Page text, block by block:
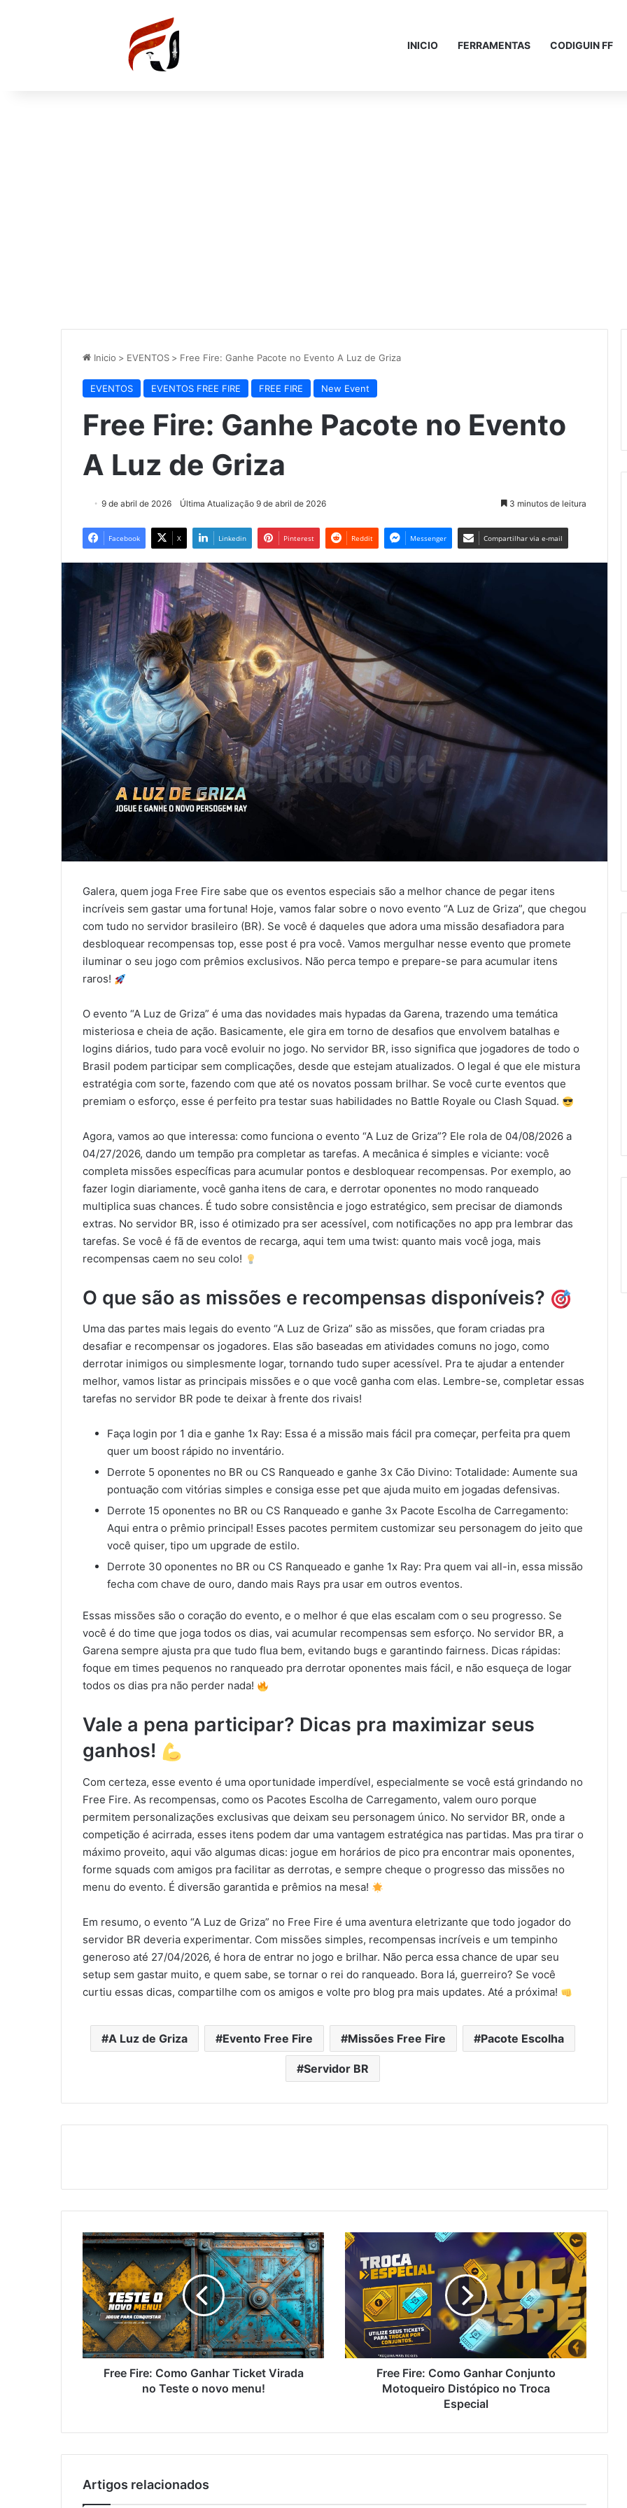
INICIO FERRAMENTAS CODIGUIN FF
Inicio > EVENTOS > Free Fire: Ganhe Pacote no Evento A Luz de Griza
EVENTOS EVENTOS FREE FIRE FREE FIRE New Event
Free Fire: Ganhe Pacote no Evento
A Luz de Griza
9 de abril de 2026 Última Atualização 9 de abril de 2026 3 minutos de leitura
Facebook X Linkedin Pinterest Reddit Messenger Compartilhar via e-mail
Galera, quem joga Free Fire sabe que os eventos especiais são a melhor chance de pegar itens
incríveis sem gastar uma fortuna! Hoje, vamos falar sobre o novo evento “A Luz de Griza”, que chegou
com tudo no servidor brasileiro (BR). Se você é daqueles que adora uma missão desafiadora para
desbloquear recompensas top, esse post é pra você. Vamos mergulhar nesse evento que promete
iluminar o seu jogo com prêmios exclusivos. Não perca tempo e prepare-se para acumular itens
raros!
O evento “A Luz de Griza” é uma das novidades mais hypadas da Garena, trazendo uma temática
misteriosa e cheia de ação. Basicamente, ele gira em torno de desafios que envolvem batalhas e
logins diários, tudo para você evoluir no jogo. No servidor BR, isso significa que jogadores de todo o
Brasil podem participar sem complicações, desde que estejam atualizados. O legal é que ele mistura
estratégia com sorte, fazendo com que até os novatos possam brilhar. Se você curte eventos que
premiam o esforço, esse é perfeito pra testar suas habilidades no Battle Royale ou Clash Squad.
Agora, vamos ao que interessa: como funciona o evento “A Luz de Griza”? Ele rola de 04/08/2026 a
04/27/2026, dando um tempão pra completar as tarefas. A mecânica é simples e viciante: você
completa missões específicas para acumular pontos e desbloquear recompensas. Por exemplo, ao
fazer login diariamente, você ganha itens de cara, e derrotar oponentes no modo ranqueado
multiplica suas chances. É tudo sobre consistência e jogo estratégico, sem precisar de diamonds
extras. No servidor BR, isso é otimizado pra ser acessível, com notificações no app pra lembrar das
tarefas. Se você é fã de eventos de recarga, aqui tem uma twist: quanto mais você joga, mais
recompensas caem no seu colo!
O que são as missões e recompensas disponíveis?
Uma das partes mais legais do evento “A Luz de Griza” são as missões, que foram criadas pra
desafiar e recompensar os jogadores. Elas são baseadas em atividades comuns no jogo, como
derrotar inimigos ou simplesmente logar, tornando tudo super acessível. Pra te ajudar a entender
melhor, vamos listar as principais missões e o que você ganha com elas. Lembre-se, completar essas
tarefas no servidor BR pode te deixar à frente dos rivais!
Faça login por 1 dia e ganhe 1x Ray: Essa é a missão mais fácil pra começar, perfeita pra quem
quer um boost rápido no inventário.
Derrote 5 oponentes no BR ou CS Ranqueado e ganhe 3x Cão Divino: Totalidade: Aumente sua
pontuação com vitórias simples e consiga esse pet que ajuda muito em jogadas defensivas.
Derrote 15 oponentes no BR ou CS Ranqueado e ganhe 3x Pacote Escolha de Carregamento:
Aqui entra o prêmio principal! Esses pacotes permitem customizar seu personagem do jeito que
você quiser, tipo um upgrade de estilo.
Derrote 30 oponentes no BR ou CS Ranqueado e ganhe 1x Ray: Pra quem vai all-in, essa missão
fecha com chave de ouro, dando mais Rays pra usar em outros eventos.
Essas missões são o coração do evento, e o melhor é que elas escalam com o seu progresso. Se
você é do time que joga todos os dias, vai acumular recompensas sem esforço. No servidor BR, a
Garena sempre ajusta pra que tudo flua bem, evitando bugs e garantindo fairness. Dicas rápidas:
foque em times pequenos no ranqueado pra derrotar oponentes mais fácil, e não esqueça de logar
todos os dias pra não perder nada!
Vale a pena participar? Dicas pra maximizar seus
ganhos!
Com certeza, esse evento é uma oportunidade imperdível, especialmente se você está grindando no
Free Fire. As recompensas, como os Pacotes Escolha de Carregamento, valem ouro porque
permitem personalizações exclusivas que deixam seu personagem único. No servidor BR, onde a
competição é acirrada, esses itens podem dar uma vantagem estratégica nas partidas. Mas pra tirar o
máximo proveito, aqui vão algumas dicas: jogue em horários de pico pra encontrar mais oponentes,
forme squads com amigos pra facilitar as derrotas, e sempre cheque o progresso das missões no
menu do evento. É diversão garantida e prêmios na mesa!
Em resumo, o evento “A Luz de Griza” no Free Fire é uma aventura eletrizante que todo jogador do
servidor BR deveria experimentar. Com missões simples, recompensas incríveis e um tempinho
generoso até 27/04/2026, é hora de entrar no jogo e brilhar. Não perca essa chance de upar seu
setup sem gastar muito, e quem sabe, se tornar o rei do ranqueado. Bora lá, guerreiro? Se você
curtiu essas dicas, compartilhe com os amigos e volte pro blog pra mais updates. Até a próxima!
A Luz de Griza Evento Free Fire Missões Free Fire Pacote Escolha
Servidor BR
Free
Fire:
Como
Ganhar
Ticket
Virada
no
Teste
o
Free Fire: Como Ganhar Ticket Virada
no Teste o novo menu!
Free
Fire:
Como
Ganhar
Conjunto
Motoqueiro
Distópico
no
Troca
EspecialFree Fire: Como Ganhar Conjunto
Motoqueiro Distópico no Troca
Especial
Artigos relacionados